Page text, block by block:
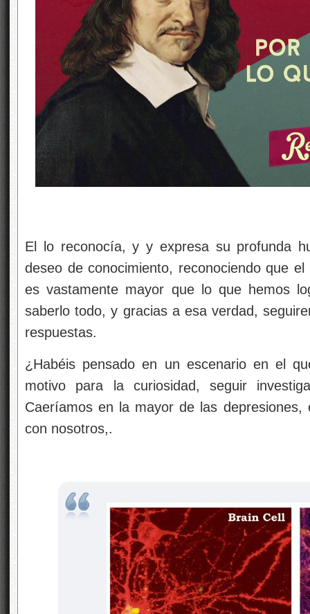
El lo reconocía, y y expresa su profunda
deseo de conocimiento, reconociendo que
es vastamente mayor que lo que hemos
saberlo todo, y gracias a esa verdad,
respuestas.
¿Habéis pensado en un escenario en el
motivo para la curiosidad, seguir
Caeríamos en la mayor de las
con nosotros,.